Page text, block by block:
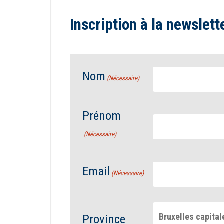
Inscription à la
Nom (Nécessaire)
Prénom
(Nécessaire)
Email (Nécessaire)
Province Bruxelles